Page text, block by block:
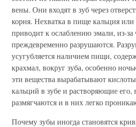
вены. Они входят в зуб через
корня. Нехватка в пище кальция
приводит к ослаблению эмали, из-за
преждевременно разрушаются.
усугубляется наличием пищи,
крахмал, вокруг зуба, особенно
эти вещества вырабатывают
кальций в зубе и растворяющие его,
размягчаются и в них легко
Почему зубы иногда становятся